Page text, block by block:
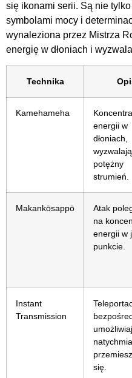
się ikonami serii. Są nie
symbolami mocy i
wynaleziona przez Mistrza
energię w dłoniach i
Technika
Kamehameha
energii w
dłoniach,
potężny
strumień.
Makankōsappō
Atak
na
energii w
punkcie.
Instant
Transmission
się.